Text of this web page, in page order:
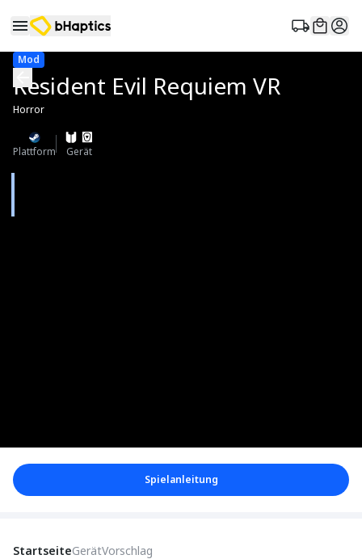
Mod
Resident Evil Requiem VR
Horror
Plattform Gerät
Spielanleitung
StartseiteGerätVorschlag